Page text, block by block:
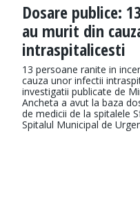
Dosare publice:
au murit din
intraspitalicesti
13 persoane ranite in
cauza unor infectii
investigatii publicate de
Ancheta a avut la baza
de medicii de la spitalele
Spitalul Municipal de